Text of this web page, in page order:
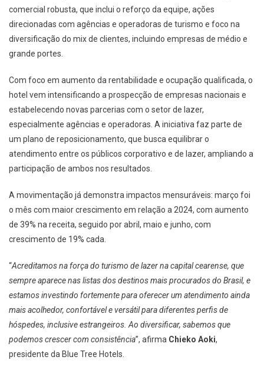
comercial robusta, que inclui o reforço da equipe, ações
direcionadas com agências e operadoras de turismo e foco na
diversificação do mix de clientes, incluindo empresas de médio e
grande portes.
Com foco em aumento da rentabilidade e ocupação qualificada, o
hotel vem intensificando a prospecção de empresas nacionais e
estabelecendo novas parcerias com o setor de lazer,
especialmente agências e operadoras. A iniciativa faz parte de
um plano de reposicionamento, que busca equilibrar o
atendimento entre os públicos corporativo e de lazer, ampliando a
participação de ambos nos resultados.
A movimentação já demonstra impactos mensuráveis: março foi
o mês com maior crescimento em relação a 2024, com aumento
de 39% na receita, seguido por abril, maio e junho, com
crescimento de 19% cada.
“Acreditamos na força do turismo de lazer na capital cearense, que
sempre aparece nas listas dos destinos mais procurados do Brasil, e
estamos investindo fortemente para oferecer um atendimento ainda
mais acolhedor, confortável e versátil para diferentes perfis de
hóspedes, inclusive estrangeiros. Ao diversificar, sabemos que
podemos crescer com consistência”, afirma Chieko Aoki,
presidente da Blue Tree Hotels.